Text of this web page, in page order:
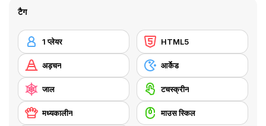
टैग
1 प्लेयर HTML5
अड़चन आर्केड
जाल टचस्क्रीन
मध्यकालीन माउस स्किल